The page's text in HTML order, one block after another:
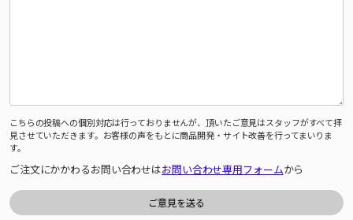
こちらの投稿への個別対応は行っておりませんが、頂いたご意見はスタッフがすべて拝
見させていただきます。お客様の声をもとに商品開発・サイト改善を行ってまいりま
す。
ご注文にかかわるお問い合わせはお問い合わせ専用フォームから